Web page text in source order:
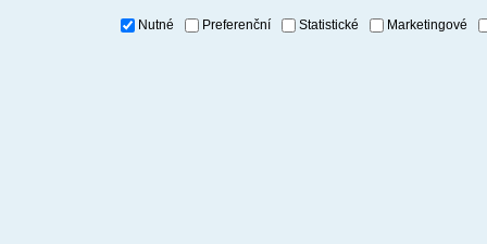
Nutné Preferenční Statistické Marketingové